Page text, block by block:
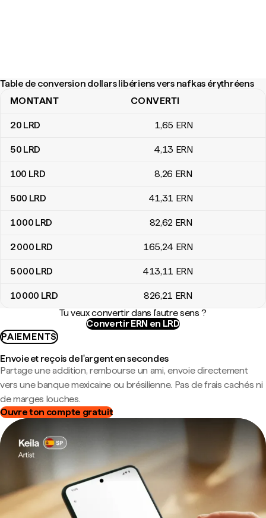
Table de conversion dollars libériens vers nafkas érythréens
Table de conversion dollars libériens vers nafkas érythréens
MONTANT CONVERTI
20 LRD 1,65 ERN
50 LRD 4,13 ERN
100 LRD 8,26 ERN
500 LRD 41,31 ERN
1 000 LRD 82,62 ERN
2 000 LRD 165,24 ERN
5 000 LRD 413,11 ERN
10 000 LRD 826,21 ERN
Tu veux convertir dans l'autre sens ?
Convertir ERN en LRD
PAIEMENTS
Envoie et reçois de l'argent en secondes
Partage une addition, rembourse un ami, envoie directement
vers une banque mexicaine ou brésilienne. Pas de frais cachés ni
de marges louches.
Ouvre ton compte gratuit